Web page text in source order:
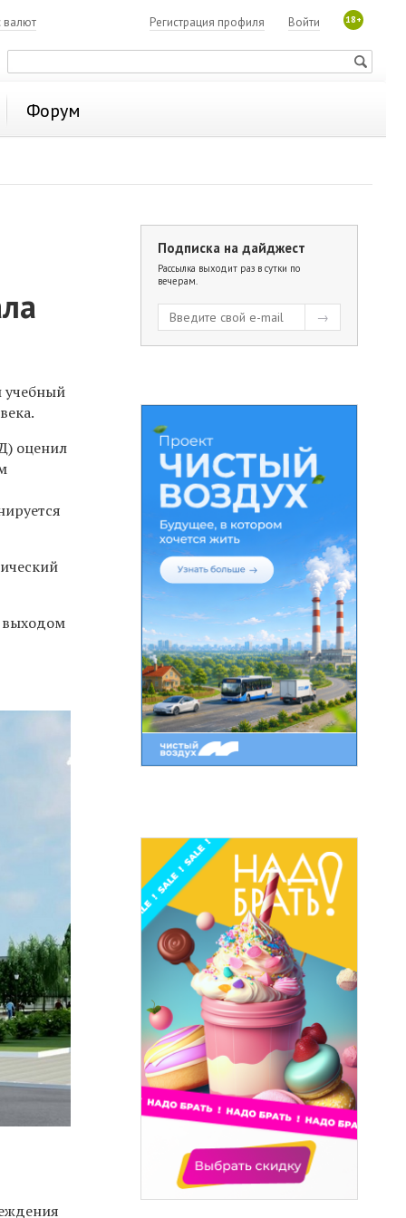
валют 18+
Войти
Регистрация профиля
Форум
учебный
оценил
выходом
Подписка на дайджест
Рассылка выходит раз в сутки по
вечерам.